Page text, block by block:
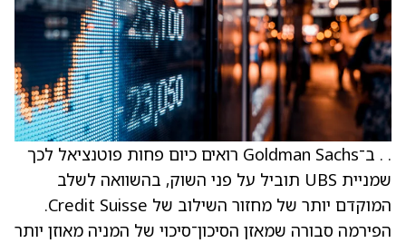
. . ב־Goldman Sachs רואים כיום פחות פוטנציאל לכך
שמניית UBS תוביל על פני השוק, בהשוואה לשלב
המוקדם יותר של מחזור השילוב של Credit Suisse.
הפירמה סבורה שמאזן הסיכון־סיכוי של המניה מאוזן יותר